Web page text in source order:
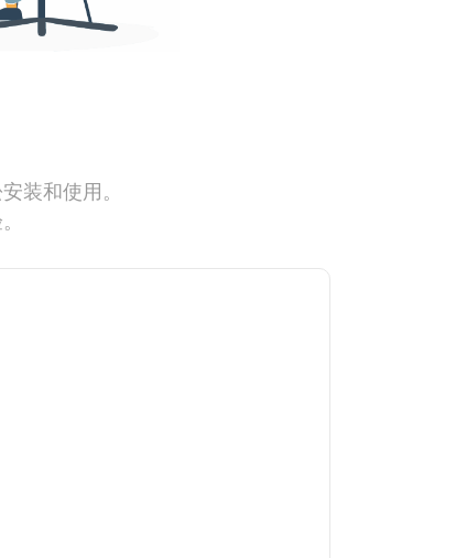
装和使用。